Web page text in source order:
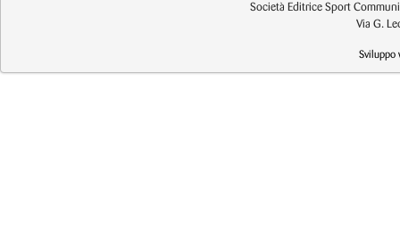
Società Editrice Sport
Via G.
Sviluppo